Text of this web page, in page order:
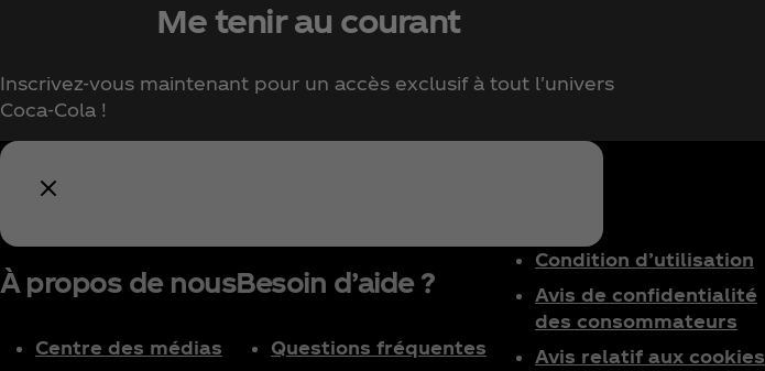
Me tenir au courant
Inscrivez-vous maintenant pour un accès exclusif à tout l'univers
Coca‑Cola !
À propos de nous
Centre des médias
Besoin d’aide ?
Questions fréquentes
Condition d’utilisation
Avis de confidentialité
des consommateurs
Avis relatif aux cookies